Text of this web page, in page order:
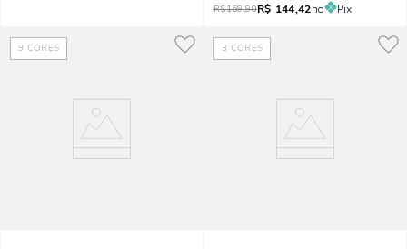
R$169,90R$ 144,42no Pix
9 CORES 3 CORES